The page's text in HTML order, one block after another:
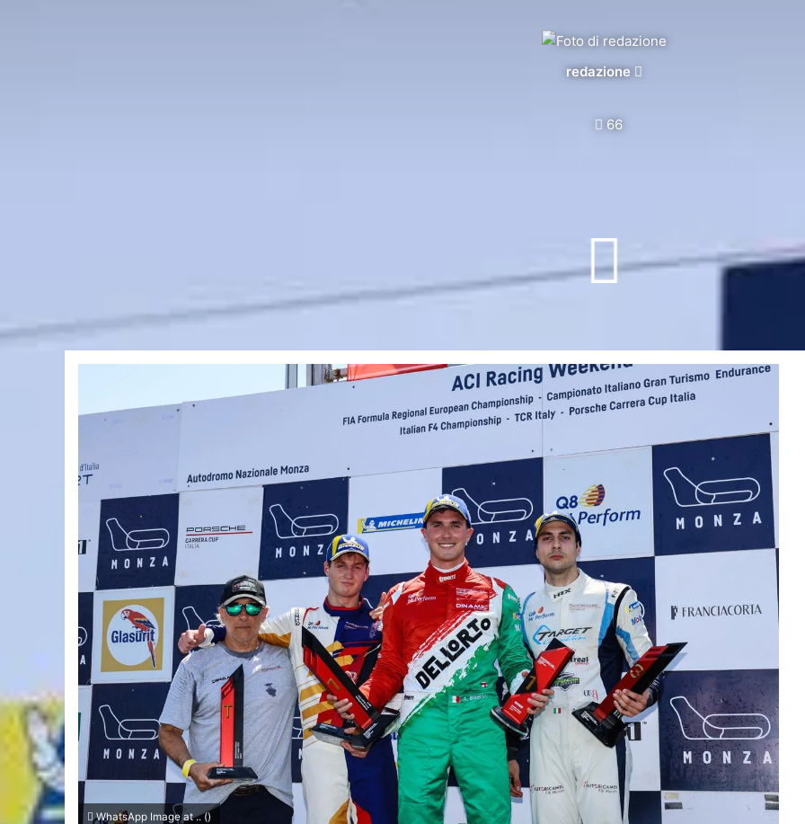
redazione
Invia
66
WhatsApp Image at .. ()